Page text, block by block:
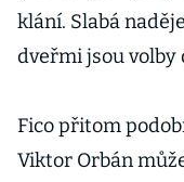
klání. Slabá
dveřmi jsou volby
Fico přitom
Viktor Orbán